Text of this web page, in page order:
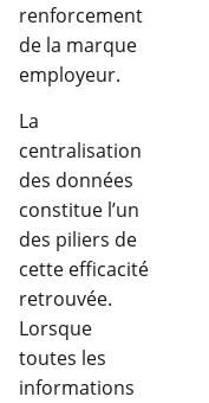
renforcement
de la marque
employeur.
La
centralisation
des données
constitue l’un
des piliers de
cette efficacité
retrouvée.
Lorsque
toutes les
informations